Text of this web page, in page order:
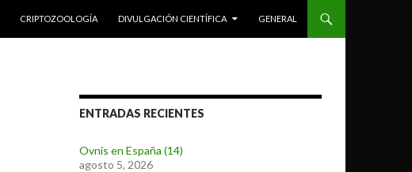
CRIPTOZOOLOGÍA DIVULGACIÓN CIENTÍFICA GENERAL
ENTRADAS RECIENTES
Ovnis en España (14)
agosto 5, 2026